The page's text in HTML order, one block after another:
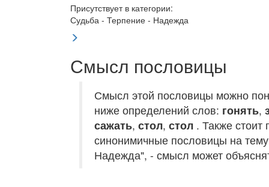
Присутствует в категории:
Судьба - Терпение - Надежда
Смысл пословицы
Смысл этой пословицы можно
ниже определений слов: гонять,
сажать, стол, стол . Также стоит
синонимичные пословицы на
Надежда", - смысл может